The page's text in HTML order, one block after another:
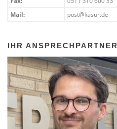
Mail:
post@kasur.de
IHR ANSPRECHPARTNER